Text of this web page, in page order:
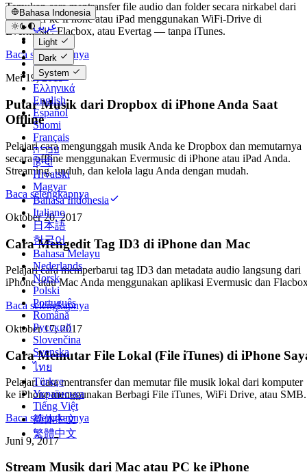
Bahasa Indonesia
عربي
Català
Čeština
Dansk
Deutsch
Ελληνικά
English
Español
Suomi
Français
עברית
हिन्दी
Hrvatski
Magyar
Bahasa Indonesia
Italiano
日本語
한국어
Bahasa Melayu
Nederlands
Norsk
Polski
Português
Română
Русский
Slovenčina
Svenska
ไทย
Türkçe
Українська
Tiếng Việt
简体中文
繁體中文
Light
Dark
System
Temukan cara mentransfer file audio dan folder secara nirkabel dari
komputer ke iPhone atau iPad menggunakan WiFi-Drive di
Evermusic, Flacbox, atau Evertag — tanpa iTunes.
Baca selengkapnya
Mei 19, 2019
Putar Musik dari Dropbox di iPhone Anda Saat
Offline
Pelajari cara mengunggah musik Anda ke Dropbox dan memutarnya
secara offline menggunakan Evermusic di iPhone atau iPad Anda.
Streaming, unduh, dan kelola lagu Anda dengan mudah.
Baca selengkapnya
Oktober 20, 2017
Cara Mengedit Tag ID3 di iPhone dan Mac
Pelajari cara memperbarui tag ID3 dan metadata audio langsung dari
iPhone atau Mac Anda menggunakan aplikasi Evermusic dan
Baca selengkapnya
Oktober 17, 2017
Cara Memutar File Lokal (File iTunes) di iPhone
Pelajari cara mentransfer dan memutar file musik lokal dari komputer
ke iPhone menggunakan Berbagi File iTunes, WiFi Drive, atau SMB.
Baca selengkapnya
Juni 9, 2017
Stream Musik dari Mac atau PC ke iPhone